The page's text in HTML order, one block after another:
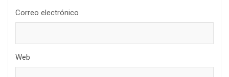
Correo electrónico
Web